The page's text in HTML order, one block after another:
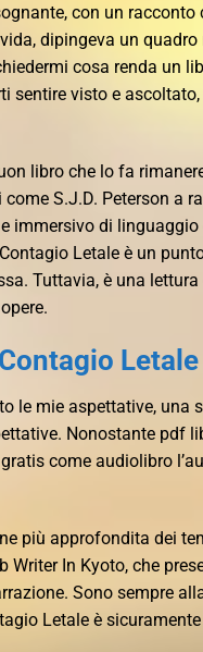
con un racconto
dipingeva un
cosa renda un
sentire visto e
libro che lo fa
S.J.D. Peterson a
immersivo di
Letale è un
Tuttavia, è una
Letale
le mie aspettative, una
Nonostante pdf
come audiolibro
più approfondita dei
In Kyoto, che
Sono sempre
Letale è